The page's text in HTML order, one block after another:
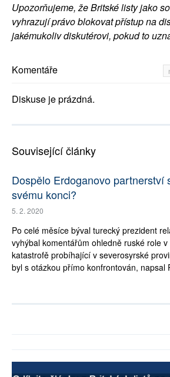
Upozorňujeme, že Britské listy jako
vyhrazují právo blokovat přístup na
jakémukoliv diskutérovi, pokud to
Komentáře
Diskuse je prázdná.
Související články
Dospělo Erdoganovo partnerství
svému konci?
5. 2. 2020
Po celé měsíce býval turecký prezident
vyhýbal komentářům ohledně ruské role
katastrofě probíhající v severosyrské
byl s otázkou přímo konfrontován, napsal